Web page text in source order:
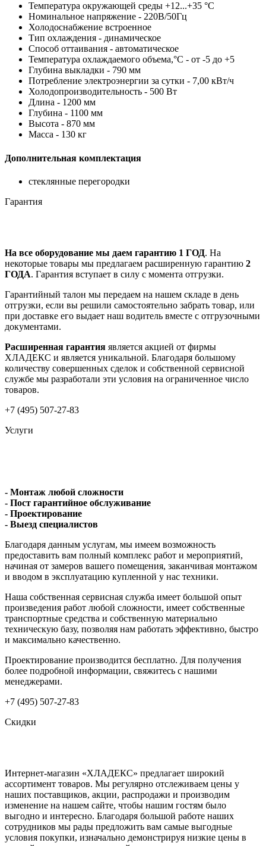
Температура окружающей среды +12...+35 °С
Номинальное напряжение - 220В/50Гц
Холодоснабжение встроенное
Тип охлаждения - динамическое
Способ оттаивания - автоматическое
Температура охлаждаемого объема,°С - от -5 до +5
Глубина выкладки - 790 мм
Потребление электроэнергии за сутки - 7,00 кВт/ч
Холодопроизводительность - 500 Вт
Длина - 1200 мм
Глубина - 1100 мм
Высота - 870 мм
Масса - 130 кг
Дополнительная комплектация
стеклянные перегородки
Гарантия
На все оборудование мы даем гарантию 1 ГОД. На
некоторые товары мы предлагаем расширенную гарантию 2
ГОДА. Гарантия вступает в силу с момента отгрузки.
Гарантийный талон мы передаем на нашем складе в день
отгрузки, если вы решили самостоятельно забрать товар, или
при доставке его выдает наш водитель вместе с отгрузочными
документами.
Расширенная гарантия является акцией от фирмы
ХЛАДЕКС и является уникальной. Благодаря большому
количеству совершенных сделок и собственной сервисной
службе мы разработали эти условия на ограниченное число
товаров.
+7 (495) 507-27-83
Услуги
- Монтаж любой сложности
- Пост гарантийное обслуживание
- Проектирование
- Выезд специалистов
Благодаря данным услугам, мы имеем возможность
предоставить вам полный комплекс работ и мероприятий,
начиная от замеров вашего помещения, заканчивая монтажом
и вводом в эксплуатацию купленной у нас техники.
Наша собственная сервисная служба имеет большой опыт
произведения работ любой сложности, имеет собственные
транспортные средства и собственную материально
техническую базу, позволяя нам работать эффективно, быстро
и максимально качественно.
Проектирование производится бесплатно. Для получения
более подробной информации, свяжитесь с нашими
менеджерами.
+7 (495) 507-27-83
Скидки
Интернет-магазин «ХЛАДЕКС» предлагает широкий
ассортимент товаров. Мы регулярно отслеживаем цены у
наших поставщиков, акции, распродажи и производим
изменение на нашем сайте, чтобы нашим гостям было
выгодно и интересно. Благодаря большой работе наших
сотрудников мы рады предложить вам самые выгодные
условия покупки, изначально демонстрируя низкие цены в